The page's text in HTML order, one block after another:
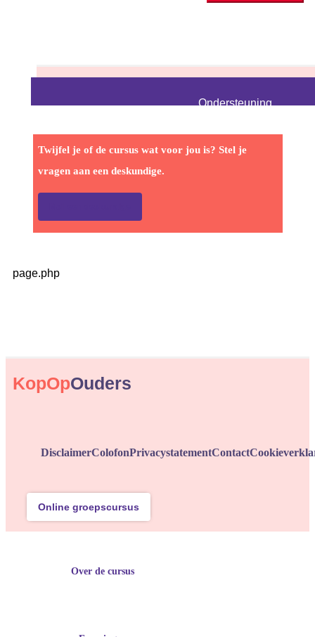
page.php
Online groepscursus
Over de cursus
Twijfel je of de cursus wat voor jou is? Stel je
vragen aan een deskundige.
KopOpOuders
DisclaimerColofonPrivacystatementContact